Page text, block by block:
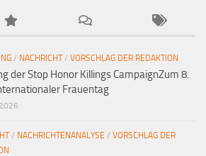
/ NACHRICHT/ VORSCHLAG DER REDAKTION
der Stop Honor Killings CampaignZum 8.
Frauentag
/ NACHRICHTENANALYSE / VORSCHLAG DER